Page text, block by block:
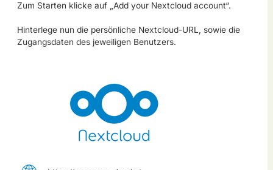
Zum Starten klicke auf „Add your Nextcloud account“.
Hinterlege nun die persönliche Nextcloud-URL, sowie die
Zugangsdaten des jeweiligen Benutzers.